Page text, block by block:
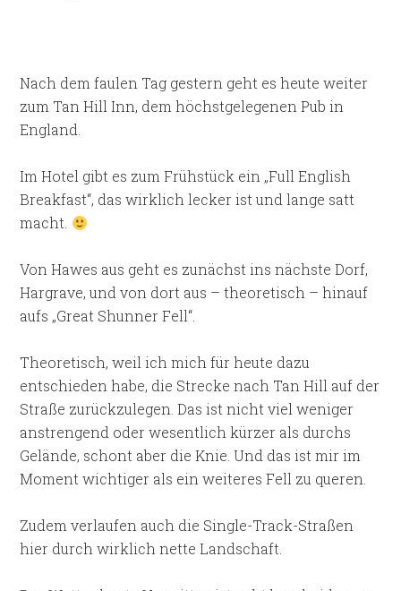
Nach dem faulen Tag gestern geht es heute weiter
zum Tan Hill Inn, dem höchstgelegenen Pub in
England.
Im Hotel gibt es zum Frühstück ein „Full English
Breakfast“, das wirklich lecker ist und lange satt
macht.
Von Hawes aus geht es zunächst ins nächste Dorf,
Hargrave, und von dort aus – theoretisch – hinauf
aufs „Great Shunner Fell“.
Theoretisch, weil ich mich für heute dazu
entschieden habe, die Strecke nach Tan Hill auf der
Straße zurückzulegen. Das ist nicht viel weniger
anstrengend oder wesentlich kürzer als durchs
Gelände, schont aber die Knie. Und das ist mir im
Moment wichtiger als ein weiteres Fell zu queren.
Zudem verlaufen auch die Single-Track-Straßen
hier durch wirklich nette Landschaft.